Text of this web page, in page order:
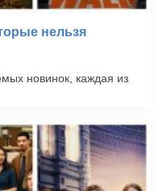
нельзя
новинок, каждая из